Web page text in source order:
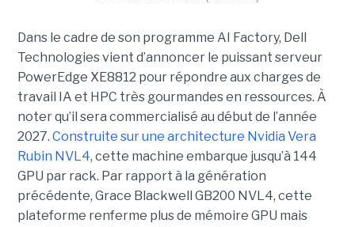
Dans le cadre de son programme AI Factory, Dell
Technologies vient d’annoncer le puissant serveur
PowerEdge XE8812 pour répondre aux charges de
travail IA et HPC très gourmandes en ressources. À
noter qu’il sera commercialisé au début de l’année
2027. Construite sur une architecture Nvidia Vera
Rubin NVL4, cette machine embarque jusqu’à 144
GPU par rack. Par rapport à la génération
précédente, Grace Blackwell GB200 NVL4, cette
plateforme renferme plus de mémoire GPU mais